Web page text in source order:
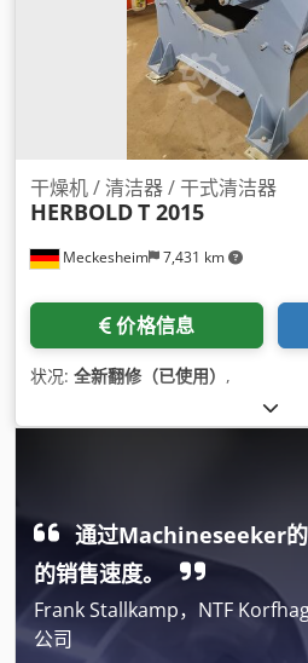
Meckesheim 7,431 km
干燥机 / 清洁器 / 干式清洁器
HERBOLDT 2015
价格信息
状况: 全新翻修（已使用） ,
通过Machineseeker的
的销售速度。
Frank Stallkamp，NTF
公司